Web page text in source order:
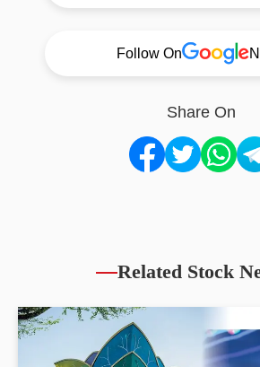
Follow On
Share On
Related Stock